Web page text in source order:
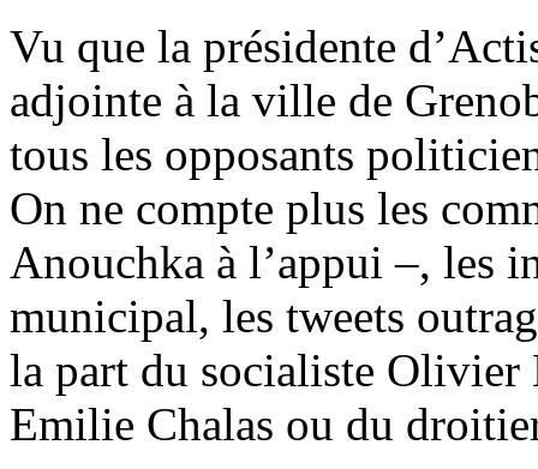
Vu que la présidente
adjointe à la ville de
tous les opposants
On ne compte plus les
Anouchka à l’appui –, les
municipal, les tweets
la part du socialiste Olivier
Emilie Chalas ou du